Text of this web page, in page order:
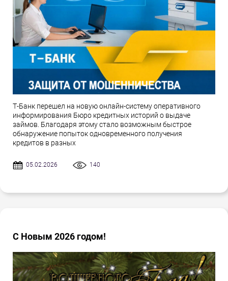
Т-Банк перешел на новую онлайн-систему оперативного
информирования Бюро кредитных историй о выдаче
займов. Благодаря этому стало возможным быстрое
обнаружение попыток одновременного получения
кредитов в разных
05.02.2026 140
С Новым 2026 годом!